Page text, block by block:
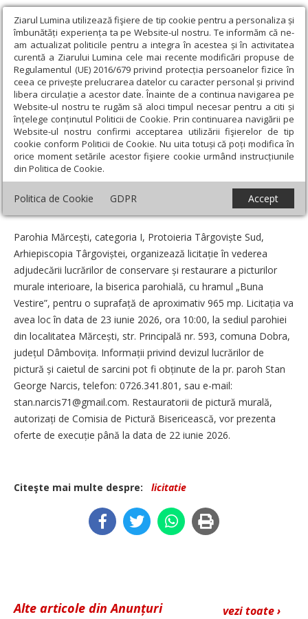
Ziarul Lumina utilizează fişiere de tip cookie pentru a personaliza și
îmbunătăți experiența ta pe Website-ul nostru. Te informăm că ne-
am actualizat politicile pentru a integra în acestea și în activitatea
curentă a Ziarului Lumina cele mai recente modificări propuse de
Regulamentul (UE) 2016/679 privind protecția persoanelor fizice în
ceea ce privește prelucrarea datelor cu caracter personal și privind
libera circulație a acestor date. Înainte de a continua navigarea pe
Website-ul nostru te rugăm să aloci timpul necesar pentru a citi și
înțelege conținutul Politicii de Cookie. Prin continuarea navigării pe
Website-ul nostru confirmi acceptarea utilizării fişierelor de tip
cookie conform Politicii de Cookie. Nu uita totuși că poți modifica în
orice moment setările acestor fişiere cookie urmând instrucțiunile
din Politica de Cookie.
Politica de Cookie GDPR Accept
Ziarul Lumina › Anunțuri › Lucrări de conservare și restaurare la
Parohia Mărcești, județul Dâmbovița
Lucrări de conservare și restaurare la
Parohia Mărcești, județul Dâmbovița
Data: 21 Mai 2026
Parohia Mărcești, categoria I, Protoieria Târgoviște Sud,
Arhiepiscopia Târgoviștei, organizează licitație în vederea
adjudecării lucrărilor de conservare și restaurare a picturilor
murale interioare, la biserica parohială, cu hramul „Buna
Vestire”, pentru o suprafață de aproximativ 965 mp. Licitația va
avea loc în data de 23 iunie 2026, ora 10:00, la sediul parohiei
din localitatea Mărcești, str. Principală nr. 593, comuna Dobra,
județul Dâmbovița. Infor­mații privind devizul lucrărilor de
pictură și caietul de sarcini pot fi obținute de la pr. paroh Stan
George Narcis, telefon: 0726.341.801, sau e-mail:
stan.narcis71@gmail.com. Restauratorii de pictură murală,
autorizați de Comisia de Pictură Bisericească, vor prezenta
oferte de execuție până la data de 22 iunie 2026.
Citeşte mai multe despre: licitatie
vezi toate ›
Alte articole din Anunțuri